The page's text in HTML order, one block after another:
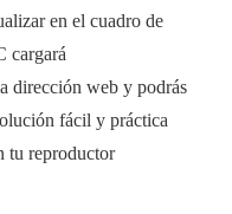
en el cuadro de
cargará
dirección web y podrás
fácil y práctica
tu reproductor